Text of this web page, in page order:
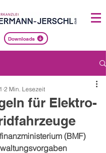
Downloads
für Elektro-
2 Min. Lesezeit
(BMF)